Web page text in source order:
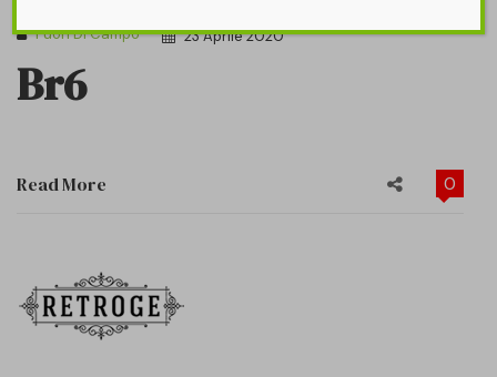
Fuori Di Campo 23 Aprile 2020
Br6
Read More 0